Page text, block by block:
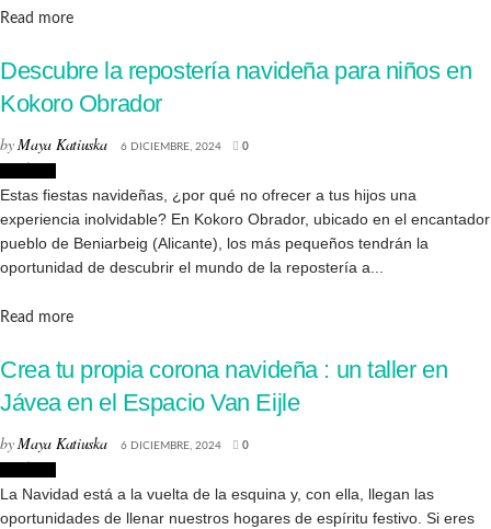
Read moreDetails
Descubre la repostería navideña para niños en
Kokoro Obrador
byMaya Katiuska 6 DICIEMBRE, 2024 0
Estas fiestas navideñas, ¿por qué no ofrecer a tus hijos una
experiencia inolvidable? En Kokoro Obrador, ubicado en el encantador
pueblo de Beniarbeig (Alicante), los más pequeños tendrán la
oportunidad de descubrir el mundo de la repostería a...
Read moreDetails
Crea tu propia corona navideña : un taller en
Jávea en el Espacio Van Eijle
byMaya Katiuska 6 DICIEMBRE, 2024 0
La Navidad está a la vuelta de la esquina y, con ella, llegan las
oportunidades de llenar nuestros hogares de espíritu festivo. Si eres